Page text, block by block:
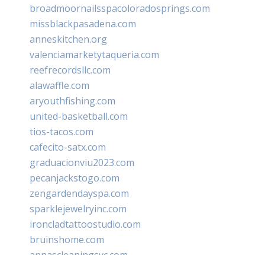
broadmoornailsspacoloradosprings.com
missblackpasadena.com
anneskitchen.org
valenciamarketytaqueria.com
reefrecordsllc.com
alawaffle.com
aryouthfishing.com
united-basketball.com
tios-tacos.com
cafecito-satx.com
graduacionviu2023.com
pecanjackstogo.com
zengardendayspa.com
sparklejewelryinc.com
ironcladtattoostudio.com
bruinshome.com